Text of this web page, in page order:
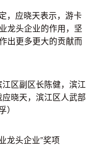
，应晓天表示，游卡
龙头企业的作用，坚
出更多更大的贡献而
江区副区长陈健，滨江
晓天，滨江区人武部
）
龙头企业”奖项